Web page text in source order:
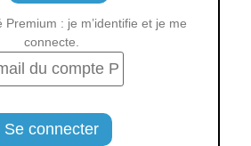
Premium : je m’identifie et je me
connecte.